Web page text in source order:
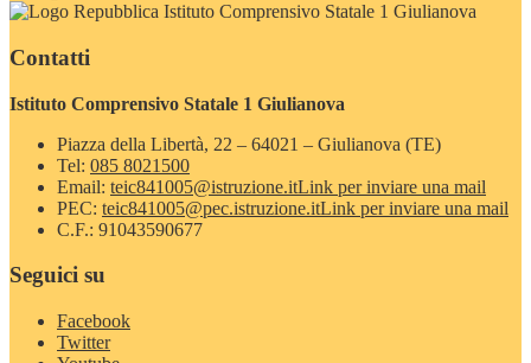
Istituto Comprensivo Statale 1 Giulianova
Contatti
Istituto Comprensivo Statale 1 Giulianova
Piazza della Libertà, 22 – 64021 – Giulianova (TE)
Tel: 085 8021500
Email: teic841005@istruzione.itLink per inviare una mail
PEC: teic841005@pec.istruzione.itLink per inviare una mail
C.F.: 91043590677
Seguici su
Facebook
Twitter